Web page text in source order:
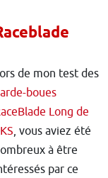
de mon test des
boues
Long de
, vous aviez été
à être
par ce